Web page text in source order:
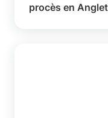
procès en